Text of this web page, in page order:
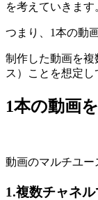
を考えていきま
つまり、1本の動
制作した動画を
ス）ことを想定し
1本の動画
動画のマルチユー
1.複数チャネル